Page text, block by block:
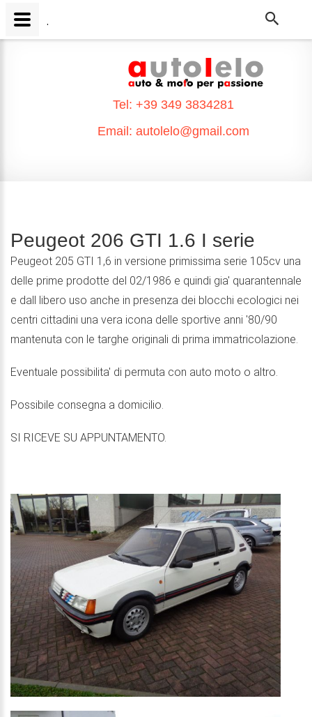
.
Tel: +39 349 3834281
Email: autolelo@gmail.com
Peugeot 206 GTI 1.6 I serie
Peugeot 205 GTI 1,6 in versione primissima serie 105cv una
delle prime prodotte del 02/1986 e quindi gia' quarantennale
e dall libero uso anche in presenza dei blocchi ecologici nei
centri cittadini una vera icona delle sportive anni '80/90
mantenuta con le targhe originali di prima immatricolazione.
Eventuale possibilita' di permuta con auto moto o altro.
Possibile consegna a domicilio.
SI RICEVE SU APPUNTAMENTO.
.